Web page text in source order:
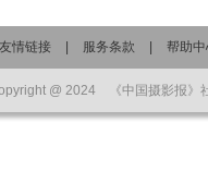
友情链接 服务条款 帮助
@ 2024 《中国摄影报